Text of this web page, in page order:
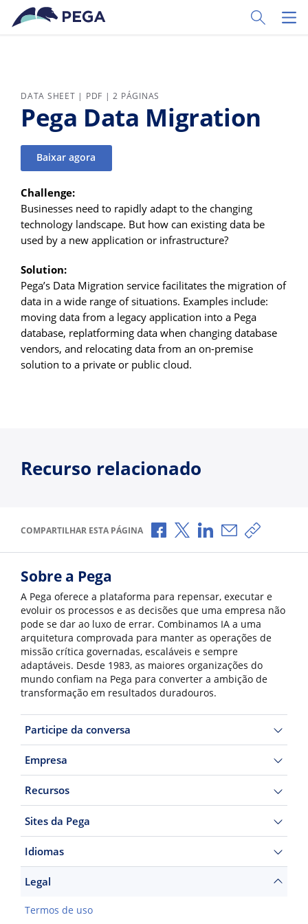
Pular para o conteúdo principal
Toggle
DATA SHEET | PDF | 2 PÁGINAS
Pega Data Migration
Baixar agora
Challenge:
Businesses need to rapidly adapt to the changing
technology landscape. But how can existing data be
used by a new application or infrastructure?
Solution:
Pega’s Data Migration service facilitates the migration of
data in a wide range of situations. Examples include:
moving data from a legacy application into a Pega
database, replatforming data when changing database
vendors, and relocating data from an on-premise
solution to a private or public cloud.
Recurso relacionado
COMPARTILHAR ESTA PÁGINA Compartilhar no Facebook
Compartilhar no X
Compartilhar no
Compartilhar
Copiar
Sobre a Pega
A Pega oferece a plataforma para repensar, executar e
evoluir os processos e as decisões que uma empresa não
pode se dar ao luxo de errar. Combinamos IA a uma
arquitetura comprovada para manter as operações de
missão crítica governadas, escaláveis e sempre
adaptáveis. Desde 1983, as maiores organizações do
mundo confiam na Pega para converter a ambição de
transformação em resultados duradouros.
Participe da conversa
Empresa
Recursos
Sites da Pega
Idiomas
Legal
Termos de uso